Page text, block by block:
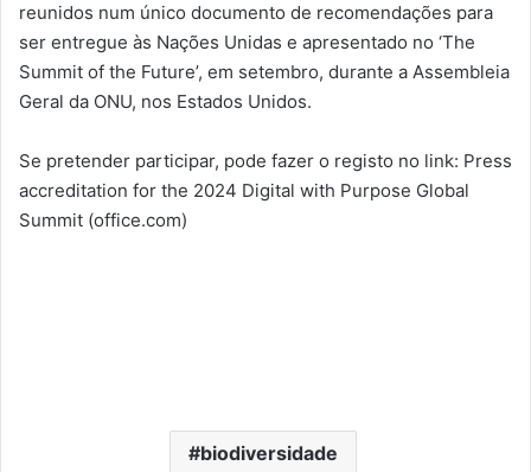
reunidos num único documento de recomendações para
ser entregue às Nações Unidas e apresentado no ‘The
Summit of the Future’, em setembro, durante a Assembleia
Geral da ONU, nos Estados Unidos.
Se pretender participar, pode fazer o registo no link: Press
accreditation for the 2024 Digital with Purpose Global
Summit (office.com)
biodiversidade